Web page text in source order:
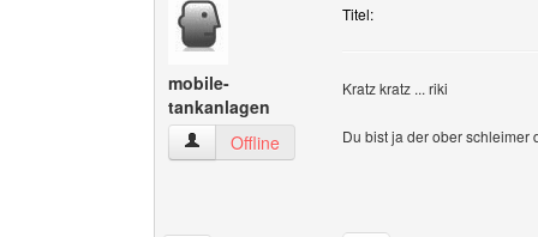
mobile-
tankanlagen
mobile-tankanlagen Benutzer-Profile anzeigen
Offline
Titel:
Kratz kratz ... riki
Du bist ja der ober schleimer